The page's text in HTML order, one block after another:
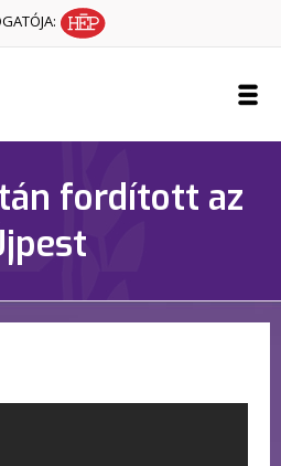
fordított az